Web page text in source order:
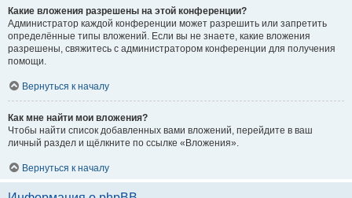
Какие вложения разрешены на этой конференции?
Администратор каждой конференции может разрешить или запретить
определённые типы вложений. Если вы не знаете, какие вложения
разрешены, свяжитесь с администратором конференции для получения
помощи.
Вернуться к началу
Как мне найти мои вложения?
Чтобы найти список добавленных вами вложений, перейдите в ваш
личный раздел и щёлкните по ссылке «Вложения».
Вернуться к началу